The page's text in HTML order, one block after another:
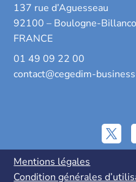
137 rue d’Aguesseau
92100 – Boulogne-
FRANCE
01 49 09 22 00
contact@cegedim-
Mentions légales
Condition générales